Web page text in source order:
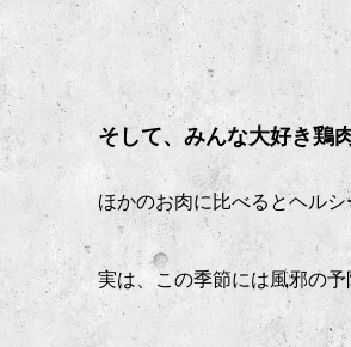
そして、みんな大好き鶏
ほかのお肉に比べるとヘルシ
実は、この季節には風邪の